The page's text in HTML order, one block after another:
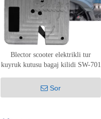
Blector scooter elektrikli tur
kuyruk kutusu bagaj kilidi SW-701
Sor